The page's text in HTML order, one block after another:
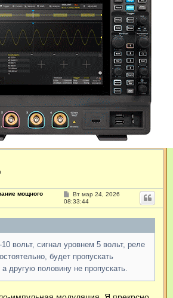
мощного
С
о
о
и
Вт мар 24, 2026
08:33:44
вольт, сигнал уровнем 5 вольт, реле
будет пропускать
другую половину не пропускать.